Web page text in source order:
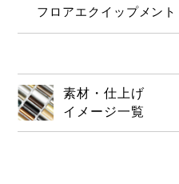
フロアエクイップメント
素材・仕上げ
イメージ一覧